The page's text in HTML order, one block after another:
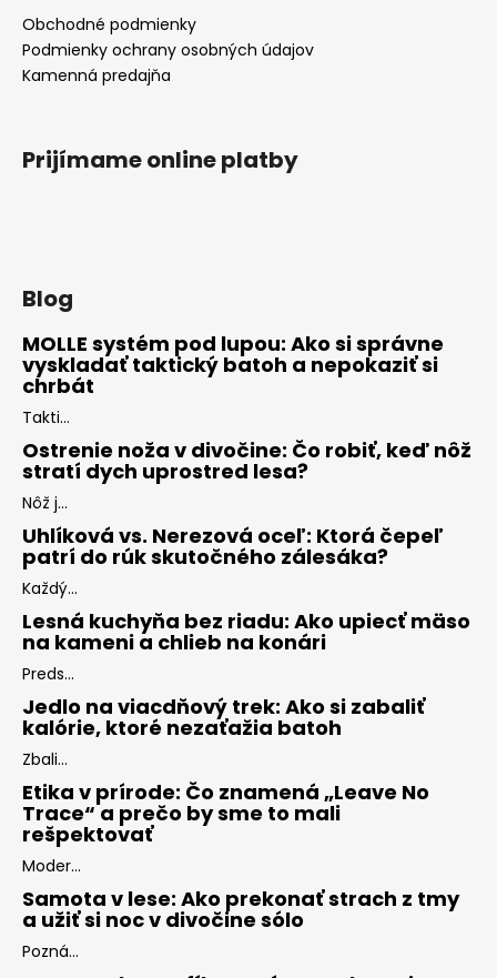
Obchodné podmienky
Podmienky ochrany osobných údajov
Kamenná predajňa
Prijímame online platby
Blog
MOLLE systém pod lupou: Ako si správne
vyskladať taktický batoh a nepokaziť si
chrbát
Takti...
Ostrenie noža v divočine: Čo robiť, keď nôž
stratí dych uprostred lesa?
Nôž j...
Uhlíková vs. Nerezová oceľ: Ktorá čepeľ
patrí do rúk skutočného zálesáka?
Každý...
Lesná kuchyňa bez riadu: Ako upiecť mäso
na kameni a chlieb na konári
Preds...
Jedlo na viacdňový trek: Ako si zabaliť
kalórie, ktoré nezaťažia batoh
Zbali...
Etika v prírode: Čo znamená „Leave No
Trace“ a prečo by sme to mali
rešpektovať
Moder...
Samota v lese: Ako prekonať strach z tmy
a užiť si noc v divočine sólo
Pozná...